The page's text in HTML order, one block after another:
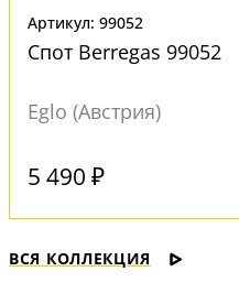
Артикул: 99052
Спот Berregas 99052
Eglo (Австрия)
5 490 ₽
ВСЯ КОЛЛЕКЦИЯ